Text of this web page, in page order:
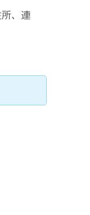
、連